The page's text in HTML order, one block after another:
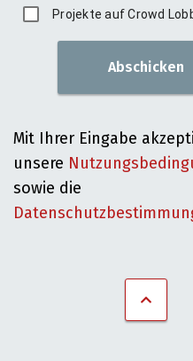
Projekte auf Crowd
Abschicken
Mit Ihrer Eingabe
unsere
sowie die